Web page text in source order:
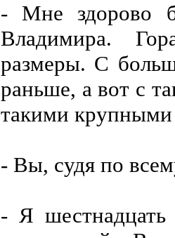
- Мне здорово
Владимира.
размеры. С
раньше, а вот с
такими крупными
- Вы, судя по
- Я шестнадцать